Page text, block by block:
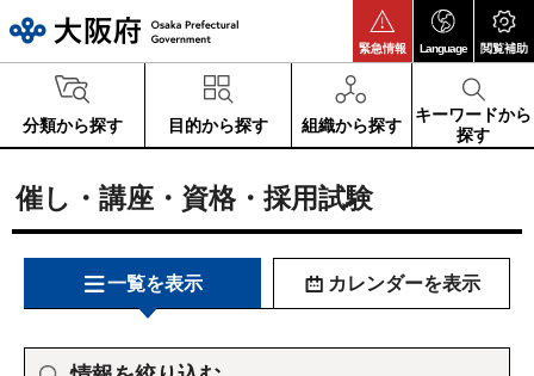
緊急情報 Language 閲覧補助
分類から探す 目的から探す 組織から探す
キーワードから
探す
催し・講座・資格・採用試験
一覧を表示 カレンダーを表示